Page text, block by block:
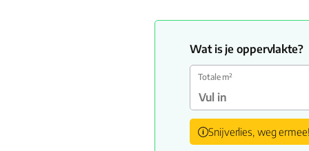
Wat is je oppervlakte?
Totale m²
Snijverlies, weg